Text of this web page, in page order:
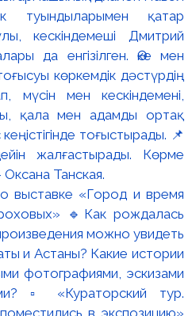
туындыларымен қатар
кескіндемеші Дмитрий
да енгізілген. Әке мен
көркемдік дәстүрдің
мүсін мен кескіндемені,
қала мен адамды ортақ
тоғыстырады. 📌
жалғастырады. Көрме
Танская.